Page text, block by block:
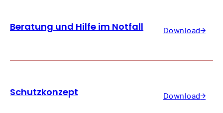
Beratung und Hilfe im Notfall Download
Schutzkonzept Download